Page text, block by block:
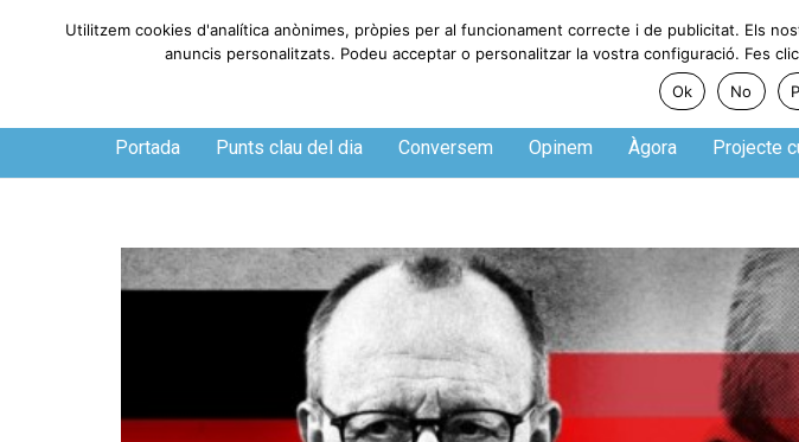
Divendres, 7 de agosto de 2026
Portada Punts clau del dia Conversem Opinem Àgora Projecte
Utilitzem cookies d'analítica anònimes, pròpies per al funcionament correcte i de publicitat. Els
anuncis personalitzats. Podeu acceptar o personalitzar la vostra configuració. Fes
Ok
No